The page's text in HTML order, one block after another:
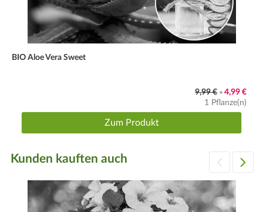
BIO Aloe Vera Sweet
9,99 € • 4,99 €
1 Pflanze(n)
Zum Produkt
Kunden kauften auch